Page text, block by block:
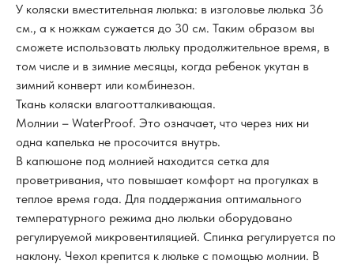
У коляски вместительная люлька: в изголовье люлька 36
см., а к ножкам сужается до 30 см. Таким образом вы
сможете использовать люльку продолжительное время, в
том числе и в зимние месяцы, когда ребенок укутан в
зимний конверт или комбинезон.
Ткань коляски влагоотталкивающая.
Молнии – WaterProof. Это означает, что через них ни
одна капелька не просочится внутрь.
В капюшоне под молнией находится сетка для
проветривания, что повышает комфорт на прогулках в
теплое время года. Для поддержания оптимального
температурного режима дно люльки оборудовано
регулируемой микровентиляцией. Спинка регулируется по
наклону. Чехол крепится к люльке с помощью молнии. В